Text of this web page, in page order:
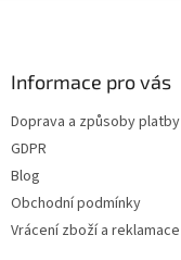
Informace pro vás
Doprava a způsoby platby
GDPR
Blog
Obchodní podmínky
Vrácení zboží a reklamace